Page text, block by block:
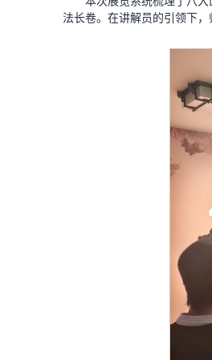
法长卷。在讲解员的引领下